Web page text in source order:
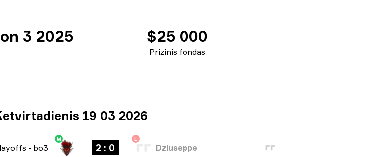
3 2025
Prizinis fondas
$25 000
19 03 2026
- bo3
W
2 : 0
L
Dziuseppe